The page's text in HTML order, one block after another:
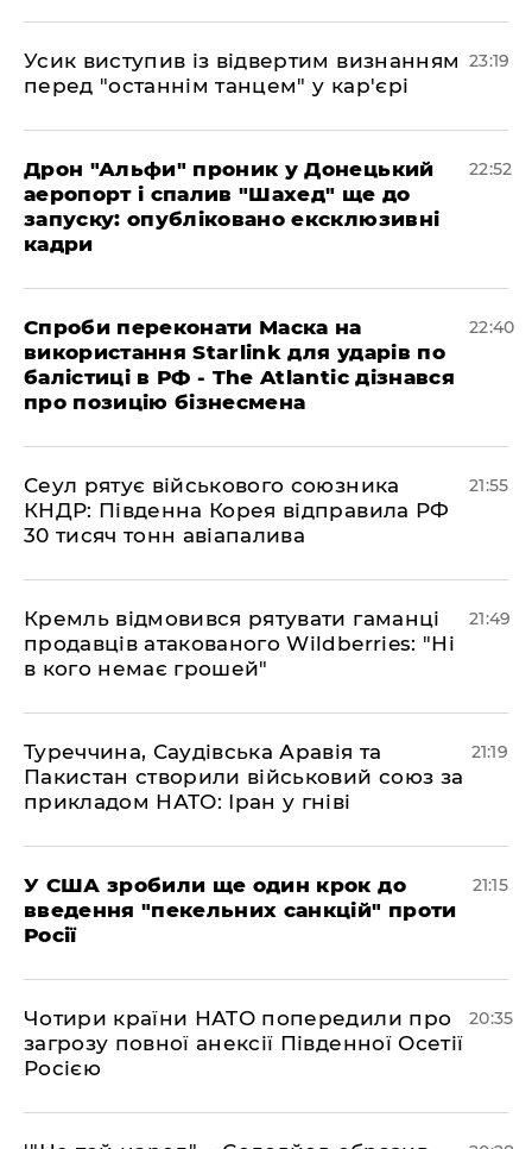
​Усик виступив із відвертим визнанням
перед "останнім танцем" у кар'єрі
23:19
​Дрон "Альфи" проник у Донецький
аеропорт і спалив "Шахед" ще до
запуску: опубліковано ексклюзивні
кадри
22:52
​Спроби переконати Маска на
використання Starlink для ударів по
балістиці в РФ - The Atlantic дізнався
про позицію бізнесмена
22:40
​Сеул рятує військового союзника
КНДР: Південна Корея відправила РФ
30 тисяч тонн авіапалива
21:55
​Кремль відмовився рятувати гаманці
продавців атакованого Wildberries: "Ні
в кого немає грошей"
21:49
​Туреччина, Саудівська Аравія та
Пакистан створили військовий союз за
прикладом НАТО: Іран у гніві
21:19
​У США зробили ще один крок до
введення "пекельних санкцій" проти
Росії
21:15
​Чотири країни НАТО попередили про
загрозу повної анексії Південної Осетії
Росією
20:35